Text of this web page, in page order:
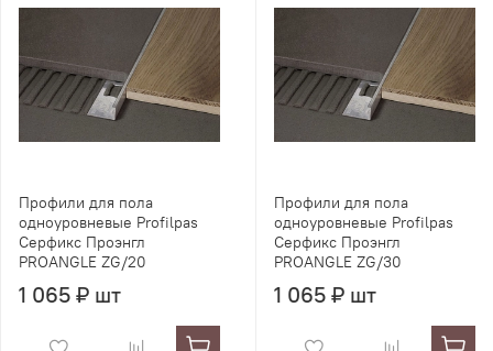
Профили для пола
одноуровневые Profilpas
Серфикс Проэнгл
PROANGLE ZG/20
1 065 ₽ шт
Профили для пола
одноуровневые Profilpas
Серфикс Проэнгл
PROANGLE ZG/30
1 065 ₽ шт